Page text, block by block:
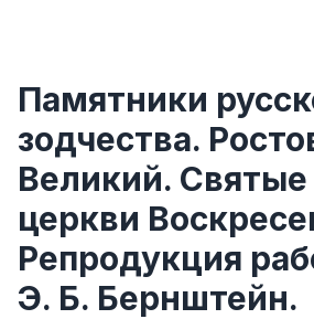
Памятники
зодчества.
Великий. Святые
церкви
Репродукция
Э. Б. Бернштейн.